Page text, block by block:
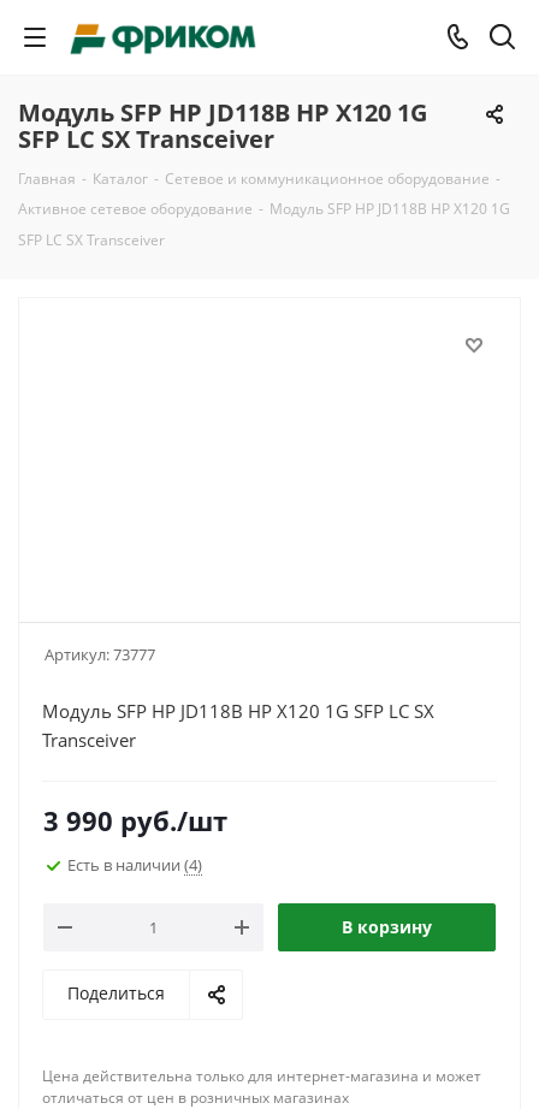
Модуль SFP HP JD118B HP X120 1G
SFP LC SX Transceiver
Главная - Каталог - Сетевое и коммуникационное оборудование -
Активное сетевое оборудование - Модуль SFP HP JD118B HP X120 1G
SFP LC SX Transceiver
Артикул:73777
Модуль SFP HP JD118B HP X120 1G SFP LC SX
Transceiver
3 990 руб./шт
Есть в наличии (4)
В корзину
Поделиться
Цена действительна только для интернет-магазина и может
отличаться от цен в розничных магазинах